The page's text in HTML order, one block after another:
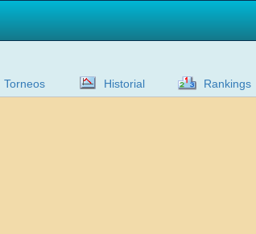
Torneos Historial Rankings